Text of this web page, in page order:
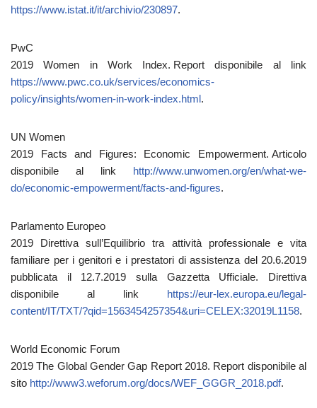
https://www.istat.it/it/archivio/230897.
PwC
2019 Women in Work Index. Report disponibile al link
https://www.pwc.co.uk/services/economics-
policy/insights/women-in-work-index.html.
UN Women
2019 Facts and Figures: Economic Empowerment. Articolo
disponibile al link http://www.unwomen.org/en/what-we-
do/economic-empowerment/facts-and-figures.
Parlamento Europeo
2019 Direttiva sull’Equilibrio tra attività professionale e vita
familiare per i genitori e i prestatori di assistenza del 20.6.2019
pubblicata il 12.7.2019 sulla Gazzetta Ufficiale. Direttiva
disponibile al link https://eur-lex.europa.eu/legal-
content/IT/TXT/?qid=1563454257354&uri=CELEX:32019L1158.
World Economic Forum
2019 The Global Gender Gap Report 2018. Report disponibile al
sito http://www3.weforum.org/docs/WEF_GGGR_2018.pdf.